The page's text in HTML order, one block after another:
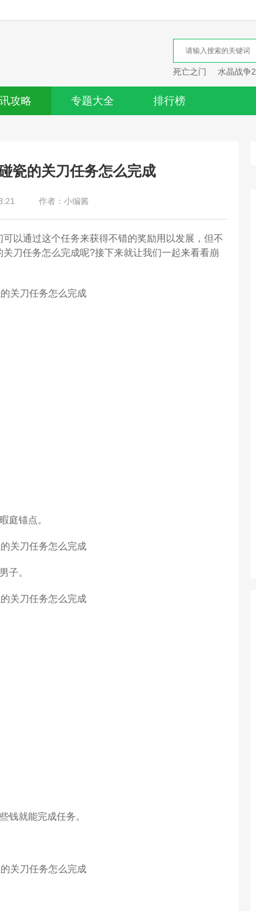
死亡之门 水晶战争2
攻略 专题大全 排行榜
瓷的关刀任务怎么完成
作者：小编酱
以通过这个任务来获得不错的奖励用以发展，但不
刀任务怎么完成呢?接下来就让我们一起来看看崩
庭锚点。
子。
钱就能完成任务。